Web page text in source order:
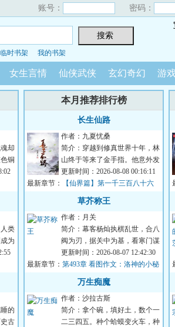
账号： 密码：
临时书架 我的书架
女生言情 仙侠武侠 玄幻奇幻 游
却
铜
仙
类
为
陆
的
古
本月推荐排行榜
长生仙路
作者：九夏忧桑
简介：穿越到修真世界十年，林
山终于等来了金手指。他意外发
现了自己有强化的能力。无论功
法，丹药，法宝...
更新时间：2026-08-08 00:16:11
最新章节：
【仙界篇】第一千三百八十六
章 阳神蜕变，湮炽召唤
草芥称王
作者：月关
简介：幕客杨灿执棋乱世，合八
阀为刃，据关中为基，看寒门谋
士以权谋为笔、铁血为墨，问鼎
天下！...
更新时间：2026-08-07 12:42:30
最新章节： 第493章 看图作文：洛神的小秘
万生痴魔
作者：沙拉古斯
简介：拿个碗，填好土，数个一
二三四五。种个蛤蟆变火车，种